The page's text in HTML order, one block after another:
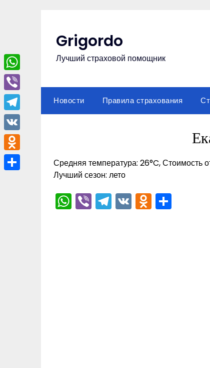
Grigordo
Лучший страховой помощник
Новости Правила страхования
Средняя температура: 26°C, Стоимость
Лучший сезон: лето
WhatsApp
ViberTelegram
VK
WhatsApp
Viber
Telegram
VK
Odnoklassniki